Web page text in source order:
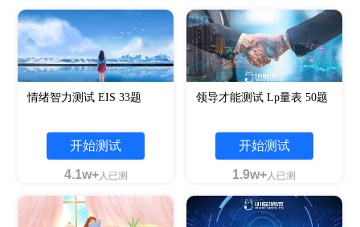
情绪智力测试 EIS 33题
开始测试
4.1w+人已测
领导才能测试 Lp量表 50题
开始测试
1.9w+人已测